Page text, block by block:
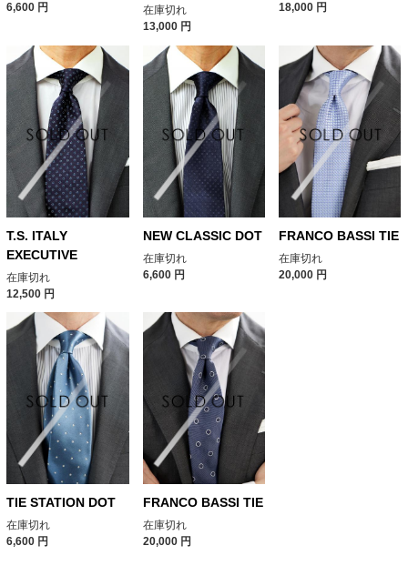
6,600 円
在庫切れ
13,000 円
18,000 円
T.S. ITALY
EXECUTIVE
在庫切れ
12,500 円
NEW CLASSIC DOT
在庫切れ
6,600 円
FRANCO BASSI TIE
在庫切れ
20,000 円
TIE STATION DOT
在庫切れ
6,600 円
FRANCO BASSI TIE
在庫切れ
20,000 円